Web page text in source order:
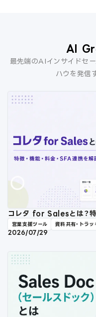
AI
最先端のAIインサイドセ
ハウを発信
コレタ for Salesとは？特
営業支援ツール 資料共有・トラッ
2026/07/29